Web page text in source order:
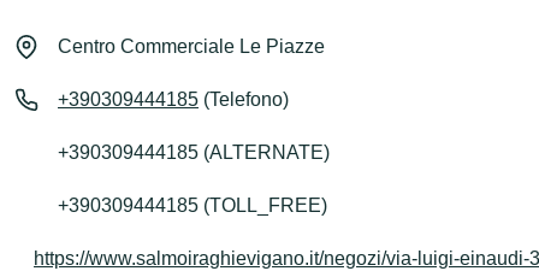
Centro Commerciale Le Piazze
+390309444185 (Telefono)
+390309444185 (ALTERNATE)
+390309444185 (TOLL_FREE)
https://www.salmoiraghievigano.it/negozi/via-luigi-einaudi-